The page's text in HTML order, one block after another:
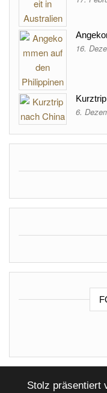
16.
6.
Stolz präsentiert